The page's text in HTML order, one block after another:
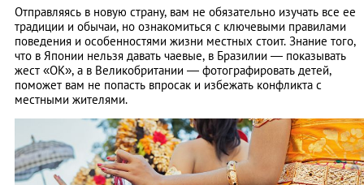
Отправляясь в новую страну, вам не обязательно изучать все ее
традиции и обычаи, но ознакомиться с ключевыми правилами
поведения и особенностями жизни местных стоит. Знание того,
что в Японии нельзя давать чаевые, в Бразилии — показывать
жест «ОК», а в Великобритании — фотографировать детей,
поможет вам не попасть впросак и избежать конфликта с
местными жителями.